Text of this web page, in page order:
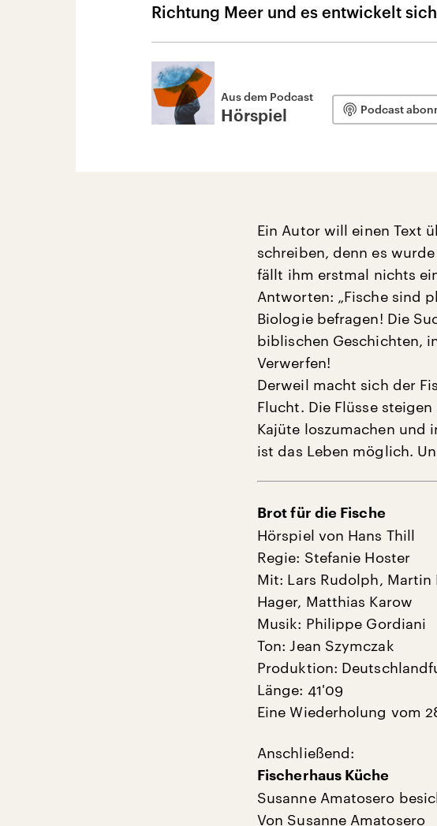
Richtung Meer und es entwickelt
Aus dem Podcast
Hörspiel Podcast
Ein Autor will einen Text
schreiben, denn es
fällt ihm erstmal nichts
Antworten: „Fische sind
Biologie befragen! Die
biblischen Geschichten,
Verwerfen!
Derweil macht sich der
Flucht. Die Flüsse
Kajüte loszumachen und
ist das Leben möglich.
Brot für die Fische
Hörspiel von Hans Thill
Regie: Stefanie Hoster
Mit: Lars Rudolph, Martin
Hager, Matthias Karow
Musik: Philippe Gordiani
Ton: Jean Szymczak
Produktion:
Länge: 41'09
Eine Wiederholung vom
Anschließend:
Fischerhaus Küche
Susanne Amatosero
Von Susanne Amatosero